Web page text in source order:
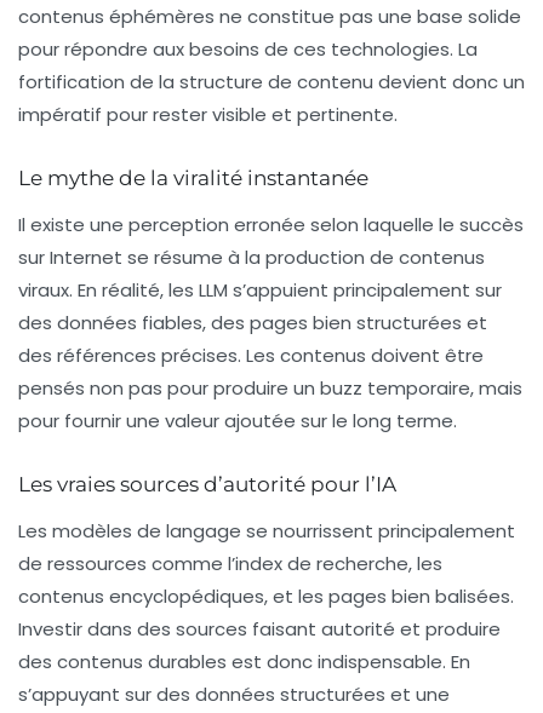
contenus éphémères ne constitue pas une base solide
pour répondre aux besoins de ces technologies. La
fortification de la structure de contenu devient donc un
impératif pour rester visible et pertinente.
Le mythe de la viralité instantanée
Il existe une perception erronée selon laquelle le succès
sur Internet se résume à la production de contenus
viraux. En réalité, les LLM s’appuient principalement sur
des données fiables, des pages bien structurées et
des références précises. Les contenus doivent être
pensés non pas pour produire un buzz temporaire, mais
pour fournir une valeur ajoutée sur le long terme.
Les vraies sources d’autorité pour l’IA
Les modèles de langage se nourrissent principalement
de ressources comme l’index de recherche, les
contenus encyclopédiques, et les pages bien balisées.
Investir dans des sources faisant autorité et produire
des contenus durables est donc indispensable. En
s’appuyant sur des données structurées et une